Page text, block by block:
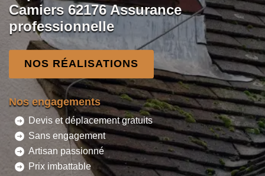
Camiers 62176 Assurance
professionnelle
NOS RÉALISATIONS
Nos engagements
Devis et déplacement gratuits
Sans engagement
Artisan passionné
Prix imbattable